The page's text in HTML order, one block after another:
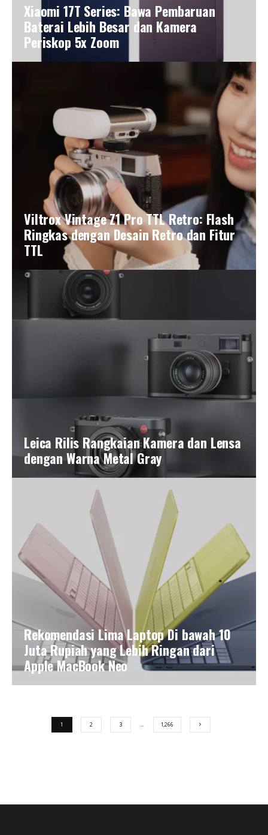
Xiaomi 17T Series: Bawa Pembaruan
Baterai Lebih Besar dan Kamera
Periskop 5x Zoom
Viltrox Vintage Z1 Pro TTL Retro: Flash
Ringkas dengan Desain Retro dan Fitur
TTL
Leica Rilis Rangkaian Kamera dan Lensa
dengan Warna Metal Gray
Rekomendasi Lima Laptop Di bawah 10
Juta Rupiah yang Lebih Ringan dari
Apple MacBook Neo
1 2 3 … 1,266